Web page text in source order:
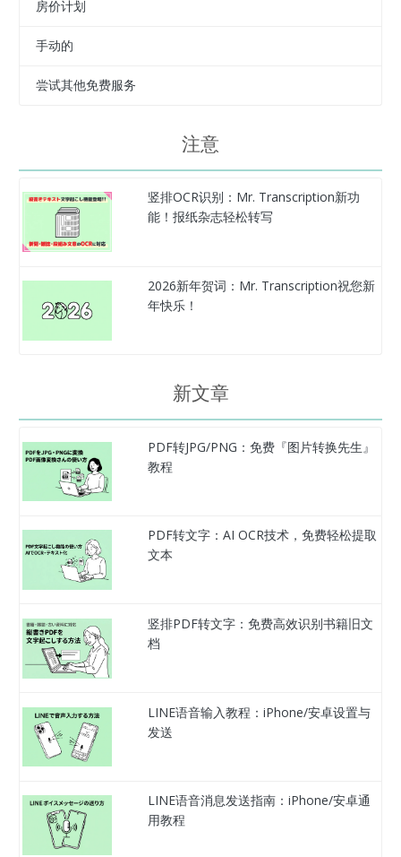
房价计划
手动的
尝试其他免费服务
注意
竖排OCR识别：Mr. Transcription新功
能！报纸杂志轻松转写
2026新年贺词：Mr. Transcription祝您新
年快乐！
新文章
PDF转JPG/PNG：免费『图片转换先生』
教程
PDF转文字：AI OCR技术，免费轻松提取
文本
竖排PDF转文字：免费高效识别书籍旧文
档
LINE语音输入教程：iPhone/安卓设置与
发送
LINE语音消息发送指南：iPhone/安卓通
用教程